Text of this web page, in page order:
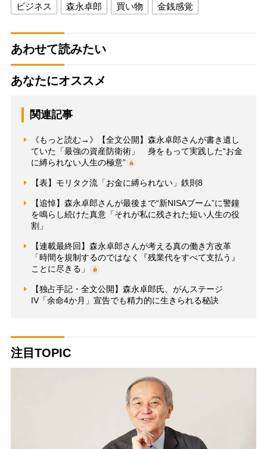
ビジネス 森永卓郎 買い物 金銭感覚
あわせて読みたい
あなたにオススメ
関連記事
《もっと読む→》【全文公開】森永卓郎さんが書き遺し
ていた「最強の資産防衛術」 身をもって実践した“お金
に縛られない人生の極意”
【表】モリタク流「お金に縛られない」鉄則8
【追悼】森永卓郎さんが最後まで“新NISAブーム”に警鐘
を鳴らし続けた真意「それが私に残された短い人生の役
割」
【連載最終回】森永卓郎さんが考える真の働き方改革
「時間を規制するのではなく『残業代をすべて支払う』
ことに尽きる」
【独占手記・全文公開】森永卓郎氏、がんステージ
IV「余命4か月」宣告でも精力的に生きられる秘訣
注目TOPIC